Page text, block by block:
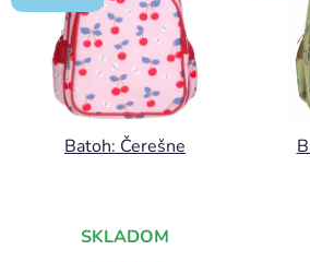
r
p
Batoh: Čerešne
SKLADOM